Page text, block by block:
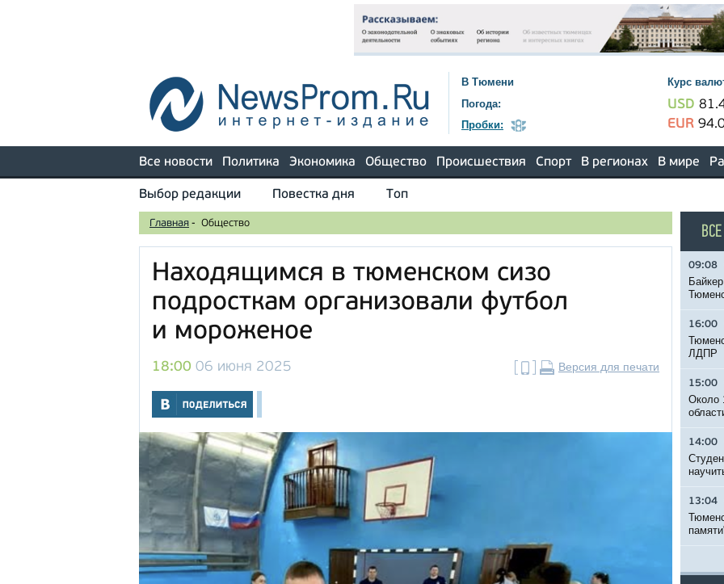
В Тюмени
Погода:
Пробки:
Курс
USD
EUR
Все новости Политика Экономика Общество Происшествия Спорт В регионах В мире
Выбор редакции Повестка дня Топ
Главная - Общество
Находящимся в тюменском сизо
подросткам организовали футбол
и мороженое
18:00 06 июня 2025 Версия для печати
09:08
16:00
ЛДПР
15:00
Около
14:00
13:04